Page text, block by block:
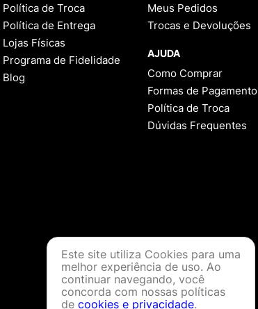
Política de Troca
Política de Entrega
Lojas Físicas
Programa de Fidelidade
Blog
Meus Pedidos
Trocas e Devoluções
AJUDA
Como Comprar
Formas de Pagamento
Política de Troca
Dúvidas Frequentes
Este site utiliza Cookies para uma
melhor experiência de uso. Ao
continuar navegando, você
concorda com nossas políticas
decookies e privacidade.